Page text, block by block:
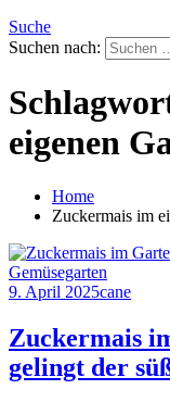
Suche
Suchen nach:
eigenen
Home
Zuckermais im
Gemüsegarten
9. April 2025cane
Zuckermais
gelingt der